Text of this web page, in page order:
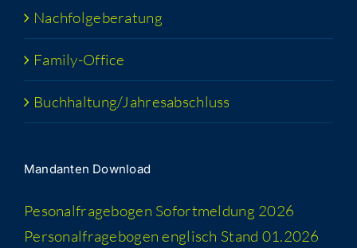
Nach­fol­ge­be­ra­tung
Fami­­ly-Office
Buchhaltung/​​Jahresabschluss
Man­dan­ten Download
Peso­nal­fra­ge­bo­gen Sofort­mel­dung 2026
Per­so­nal­fra­ge­bo­gen eng­lisch Stand 01.2026